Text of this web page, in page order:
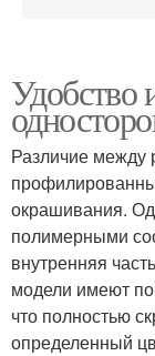
Забор из
Удобство
Различие
окрашивания.
полимерными
внутренняя
модели имеют
что полностью
определенный